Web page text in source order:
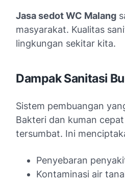
Jasa sedot WC Malang
masyarakat. Kualitas
lingkungan sekitar kita.
Dampak Sanitasi
Sistem pembuangan
Bakteri dan kuman
tersumbat. Ini
Penyebaran
Kontaminasi air